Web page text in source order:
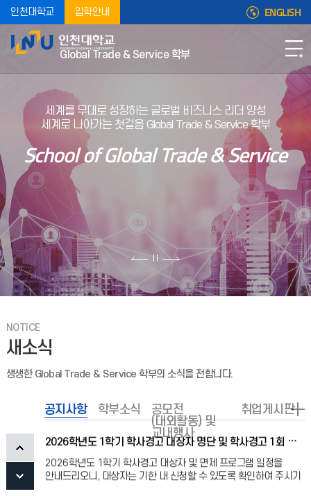
인천대학교 입학안내 ENGLISH
Global Trade & Service 학부
세계를 무대로 성장하는 글로벌 비즈니스 리더 양성
세계로 나아가는 첫걸음 Global Trade & Service 학부
School of Global Trade & Service
NOTICE
새소식
생생한 Global Trade & Service 학부의 소식을 전합니다.
공지사항
2026-1학기 교내장학금(학생장학금Ⅱ) 신청 안내
안내하오니, 해당 학생들은 기간 내에 신청할 수 있도록 확인하여
주시기 바랍니다. 가. 신청기간 : 2026. 7. 7
2026-1 담임교수 면담 관련 안내
2026-2학기 학업우수장학금 심사 시 반영되는 담임교수 면담은
2026년 7월 10일(금)까지 학생역량관리시스템(STARinU)에
입력된 내용을 기준으로 반영될 예정입니다.면담을
2026-1학기 유니포인트 마감 및 장학금 신청 안내
2026-1학기 유니포인트 마감 및 장학금 신청과 관련하여 다음과
같이 안내드리오니, 아래 내용을 확인하여 주시기 바랍니다. 가.
2026-1학기 유니포인트 부여 기준구분포인트 부
2026년 8월 졸업예정자 졸업사정 진행현황 확인 안내
2026-2학기 학생자율형 연구 교과목으로 RISE(Research
운영합니다.● 교과목 개요
2026학년도 1학기 학사경고 대상자 명단 및 학사경고 1회 면제 프로그램 운영 안내
2026학년도 1학기 학사경고 대상자 및 면제 프로그램 일정을
안내드리오니, 대상자는 기한 내 신청할 수 있도록 확인하여 주시기
학부소식
공모전
(대외활동) 및
교내행사
취업게시판